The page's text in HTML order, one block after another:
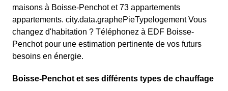
maisons à Boisse-Penchot et 73 appartements
appartements. city.data.graphePieTypelogement Vous
changez d'habitation ? Téléphonez à EDF Boisse-
Penchot pour une estimation pertinente de vos futurs
besoins en énergie.
Boisse-Penchot et ses différents types de chauffage